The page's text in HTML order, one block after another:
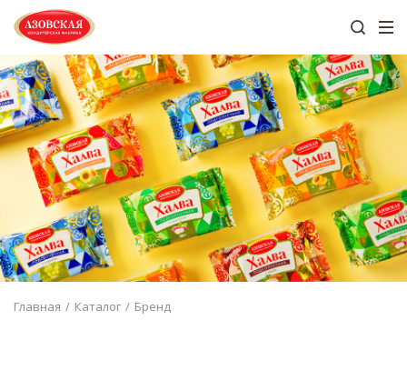
Главная Каталог Бренд